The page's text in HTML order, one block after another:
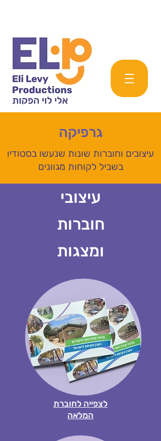
גרפיקה
עיצובים וחוברות שונות שנעשו בסטודיו
בשביל לקוחות מגוונים
עיצובי
חוברות
ומצגות
לצפייה לחוברת
המלאה